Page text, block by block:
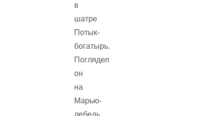
в
шатре
Потык-
богатырь.
Поглядел
он
на
Марью-